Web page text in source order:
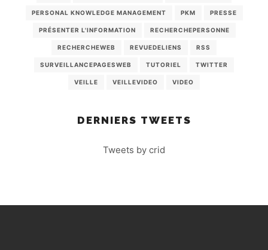
PERSONAL KNOWLEDGE MANAGEMENT PKM PRESSE
PRÉSENTER L'INFORMATION RECHERCHEPERSONNE
RECHERCHEWEB REVUEDELIENS RSS
SURVEILLANCEPAGESWEB TUTORIEL TWITTER
VEILLE VEILLEVIDEO VIDEO
DERNIERS TWEETS
Tweets by crid